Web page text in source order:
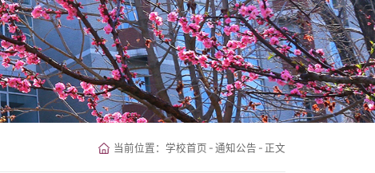
当前位置： 学校首页 - 通知公告 - 正文